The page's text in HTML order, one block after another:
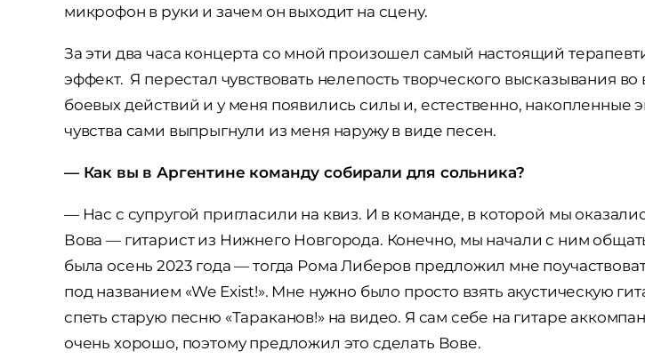
микрофон в руки и зачем он выходит на сцену.
За эти два часа концерта со мной произошел самый настоящий
эффект. Я перестал чувствовать нелепость творческого высказывания во
боевых действий и у меня появились силы и, естественно, накопленные
чувства сами выпрыгнули из меня наружу в виде песен.
— Как вы в Аргентине команду собирали для сольника?
— Нас с супругой пригласили на квиз. И в команде, в которой мы
Вова — гитарист из Нижнего Новгорода. Конечно, мы начали с ним
была осень 2023 года — тогда Рома Либеров предложил мне
под названием «We Exist!». Мне нужно было просто взять акустическую
спеть старую песню «Тараканов!» на видео. Я сам себе на гитаре
очень хорошо, поэтому предложил это сделать Вове.